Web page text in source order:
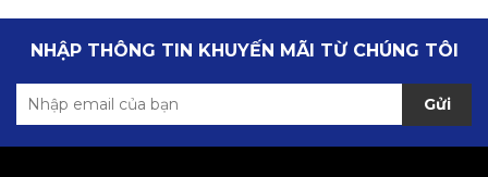
NHẬP THÔNG TIN KHUYẾN MÃI TỪ CHÚNG TÔI
Gửi